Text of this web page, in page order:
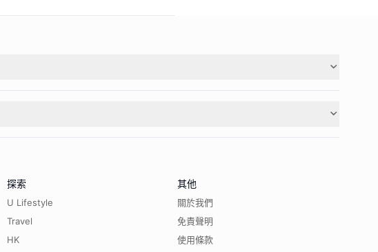
探索
U Lifestyle
Travel
HK
其他
關於我們
免責聲明
使用條款